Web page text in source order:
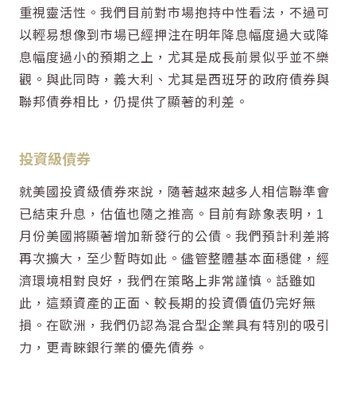
重視靈活性。我們目前對市場抱持中性看法，不過可
以輕易想像到市場已經押注在明年降息幅度過大或降
息幅度過小的預期之上，尤其是成長前景似乎並不樂
觀。與此同時，義大利、尤其是西班牙的政府債券與
聯邦債券相比，仍提供了顯著的利差。
投資級債券
就美國投資級債券來說，隨著越來越多人相信聯準會
已結束升息，估值也隨之推高。目前有跡象表明，1
月份美國將顯著增加新發行的公債。我們預計利差將
再次擴大，至少暫時如此。儘管整體基本面穩健，經
濟環境相對良好，我們在策略上非常謹慎。話雖如
此，這類資產的正面、較長期的投資價值仍完好無
損。在歐洲，我們仍認為混合型企業具有特別的吸引
力，更青睞銀行業的優先債券。